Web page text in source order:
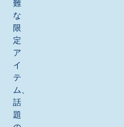
難
な
限
定
ア
イ
テ
ム、
話
題